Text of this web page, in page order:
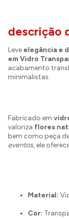
descrição
Leve elegância e
em Vidro
acabamento
minimalistas.
Fabricado em
valoriza flores
bem como peça
eventos, ele
Material:
Cor: